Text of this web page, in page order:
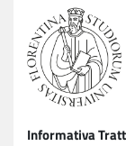
Informativa